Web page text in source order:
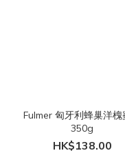
(HK$)
Fulmer 匈牙利蜂巢洋槐
350g
HK$138.00